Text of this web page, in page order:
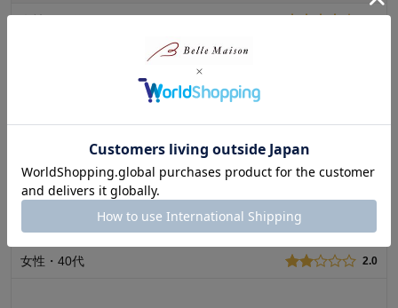
着心地･使用感：
一枚で十分に可愛いです
品質
4.0
お子さまのお気に入り度
4.0
デザイン
購入商品： サックス花柄, １１０
続きを読む
2025年03月10日
女性・40代 2.0